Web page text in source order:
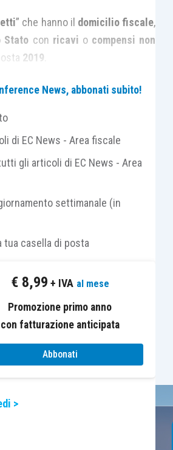
” che hanno il domicilio fiscale,
Stato con ricavi o compensi non
2019
nell’agevolazionesia
precedente, presumibilmente
carico dipendenti o collaboratori è
formulazione normativa può
febbraio
abbia avuto inizio nello
, verificatosi in marzo. Sebbene
prudente considerare i soggetti
Non rilevanoinvece le somme
assimilati ai lavoratori dipendenti.
News, abbonati subito!
di EC News - Area fiscale
gli articoli di EC News - Area
settimanale (in
casella di posta
€ 8,99 + IVA al mese
Promozione primo anno
con fatturazione anticipata
Abbonati
>